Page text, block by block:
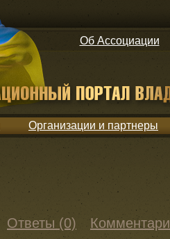
Об Ассоциации
Организации и партнеры
Ответы (0)